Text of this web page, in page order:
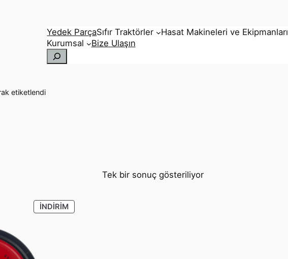
Yedek ParçaSıfır Traktörler Hasat Makineleri ve Ekipmanları
Kurumsal
Bize Ulaşın
Ara
etiketlendi
Tek bir sonuç gösteriliyor
İNDIRIMİNDIRIMDEKI
ÜRÜN